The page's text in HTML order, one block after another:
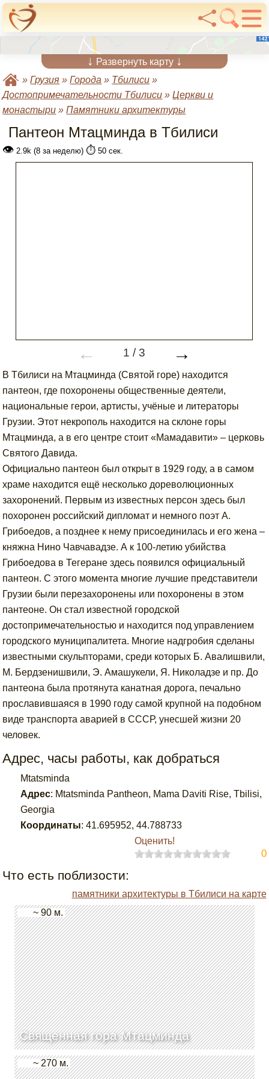
↓ Развернуть карту ↓
»Грузия »Города » Тбилиси »
Достопримечательности Тбилиси »Церкви и
монастыри »Памятники архитектуры
Пантеон Мтацминда в Тбилиси
👁 2.9k (8 за неделю) ⏱️ 50 сек.
← 1 /3 →
В Тбилиси на Мтацминда (Святой горе) находится
пантеон, где похоронены общественные деятели,
национальные герои, артисты, учёные и литераторы
Грузии. Этот некрополь находится на склоне горы
Мтацминда, а в его центре стоит «Мамадавити» – церковь
Святого Давида.
Официально пантеон был открыт в 1929 году, а в самом
храме находится ещё несколько дореволюционных
захоронений. Первым из известных персон здесь был
похоронен российский дипломат и немного поэт А.
Грибоедов, а позднее к нему присоединилась и его жена –
княжна Нино Чавчавадзе. А к 100-летию убийства
Грибоедова в Тегеране здесь появился официальный
пантеон. С этого момента многие лучшие представители
Грузии были перезахоронены или похоронены в этом
пантеоне. Он стал известной городской
достопримечательностью и находится под управлением
городского муниципалитета. Многие надгробия сделаны
известными скульпторами, среди которых Б. Авалишвили,
М. Бердзенишвили, Э. Амашукели, Я. Николадзе и пр. До
пантеона была протянута канатная дорога, печально
прославившаяся в 1990 году самой крупной на подобном
виде транспорта аварией в СССР, унесшей жизни 20
человек.
Адрес, часы работы, как добраться
Mtatsminda
Адрес: Mtatsminda Pantheon, Mama Daviti Rise, Tbilisi,
Georgia
Координаты: 41.695952,44.788733
Оценить!
0
Что есть поблизости:
памятники архитектуры в Тбилиси на карте
Священная гора Мтацминда
~ 90 м.
~ 270 м.